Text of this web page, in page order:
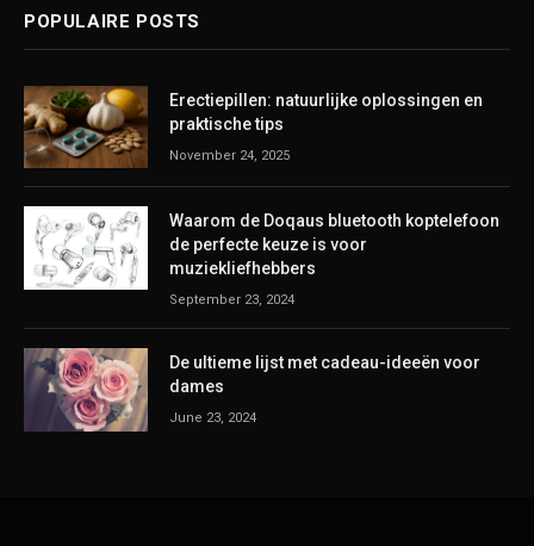
POPULAIRE POSTS
Erectiepillen: natuurlijke oplossingen en
praktische tips
November 24, 2025
Waarom de Doqaus bluetooth koptelefoon
de perfecte keuze is voor
muziekliefhebbers
September 23, 2024
De ultieme lijst met cadeau-ideeën voor
dames
June 23, 2024